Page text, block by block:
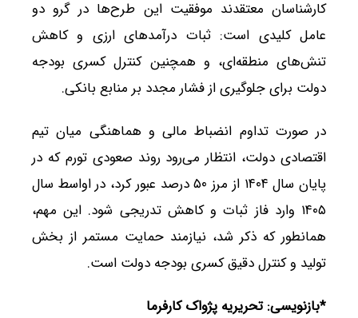
کارشناسان معتقدند موفقیت این طرح‌ها در گرو دو
عامل کلیدی است: ثبات درآمدهای ارزی و کاهش
تنش‌های منطقه‌ای، و همچنین کنترل کسری بودجه
دولت برای جلوگیری از فشار مجدد بر منابع بانکی.
در صورت تداوم انضباط مالی و هماهنگی میان تیم
اقتصادی دولت، انتظار می‌رود روند صعودی تورم که در
پایان سال ۱۴۰۴ از مرز ۵۰ درصد عبور کرد، در اواسط سال
۱۴۰۵ وارد فاز ثبات و کاهش تدریجی شود. این مهم،
همانطور که ذکر شد، نیازمند حمایت مستمر از بخش
تولید و کنترل دقیق کسری بودجه دولت است.
*بازنویسی: تحریریه پژواک کارفرما